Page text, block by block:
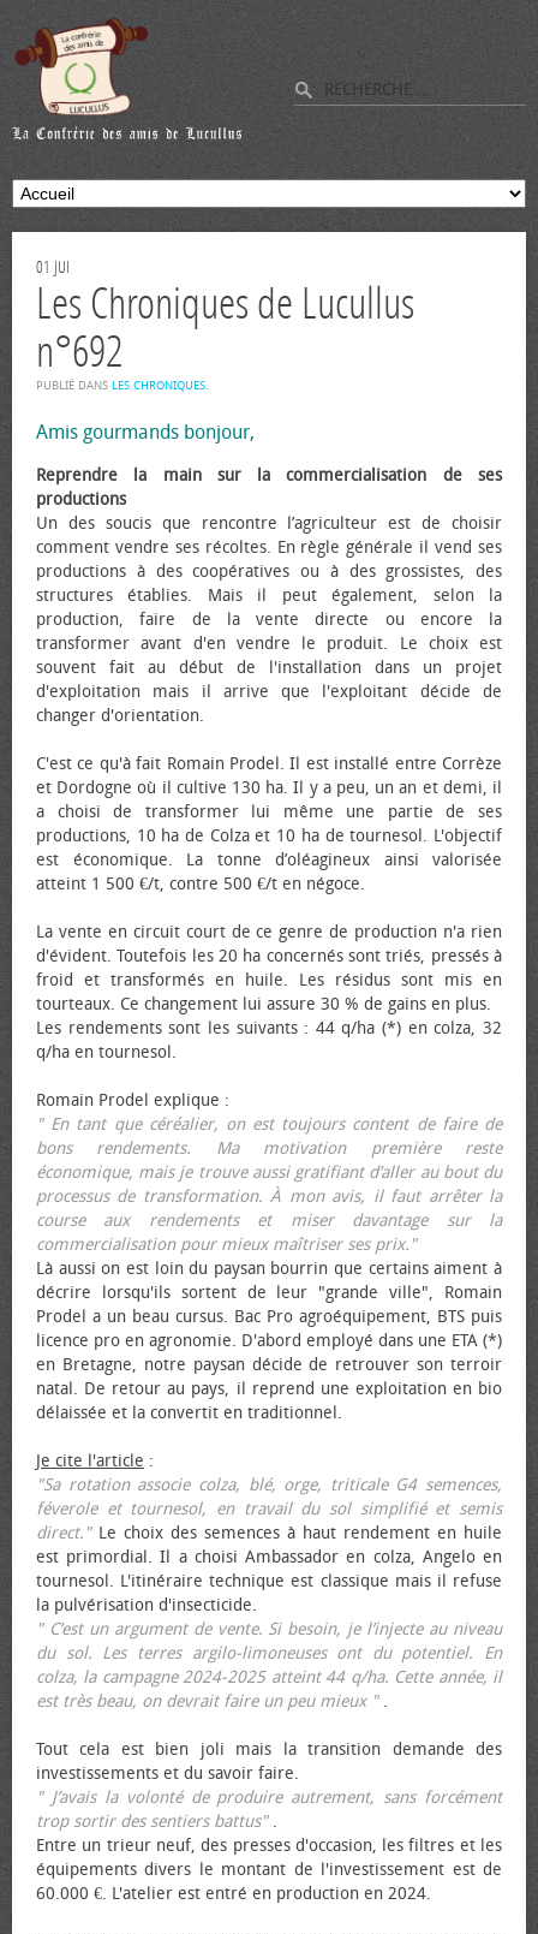
01 JUI
Les Chroniques de Lucullus
n°692
PUBLIÉ DANS LES CHRONIQUES.
Amis gourmands bonjour,
Reprendre la main sur la commercialisation de ses
productions
Un des soucis que rencontre l’agriculteur est de choisir
comment vendre ses récoltes. En règle générale il vend ses
productions à des coopératives ou à des grossistes, des
structures établies. Mais il peut également, selon la
production, faire de la vente directe ou encore la
transformer avant d'en vendre le produit. Le choix est
souvent fait au début de l'installation dans un projet
d'exploitation mais il arrive que l'exploitant décide de
changer d'orientation.
C'est ce qu'à fait Romain Prodel. Il est installé entre Corrèze
et Dordogne où il cultive 130 ha. Il y a peu, un an et demi, il
a choisi de transformer lui même une partie de ses
productions, 10 ha de Colza et 10 ha de tournesol. L'objectif
est économique. La tonne d’oléagineux ainsi valorisée
atteint 1 500 €/t, contre 500 €/t en négoce.
La vente en circuit court de ce genre de production n'a rien
d'évident. Toutefois les 20 ha concernés sont triés, pressés à
froid et transformés en huile. Les résidus sont mis en
tourteaux. Ce changement lui assure 30 % de gains en plus.
Les rendements sont les suivants : 44 q/ha (*) en colza, 32
q/ha en tournesol.
Romain Prodel explique :
" En tant que céréalier, on est toujours content de faire de
bons rendements. Ma motivation première reste
économique, mais je trouve aussi gratifiant d’aller au bout du
processus de transformation. À mon avis, il faut arrêter la
course aux rendements et miser davantage sur la
commercialisation pour mieux maîtriser ses prix."
Là aussi on est loin du paysan bourrin que certains aiment à
décrire lorsqu'ils sortent de leur "grande ville", Romain
Prodel a un beau cursus. Bac Pro agroéquipement, BTS puis
licence pro en agronomie. D'abord employé dans une ETA (*)
en Bretagne, notre paysan décide de retrouver son terroir
natal. De retour au pays, il reprend une exploitation en bio
délaissée et la convertit en traditionnel.
Je cite l'article :
"Sa rotation associe colza, blé, orge, triticale G4 semences,
féverole et tournesol, en travail du sol simplifié et semis
direct."Le choix des semences à haut rendement en huile
est primordial. Il a choisi Ambassador en colza, Angelo en
tournesol. L'itinéraire technique est classique mais il refuse
la pulvérisation d'insecticide.
" C’est un argument de vente. Si besoin, je l’injecte au niveau
du sol. Les terres argilo-limoneuses ont du potentiel. En
colza, la campagne 2024-2025 atteint 44 q/ha. Cette année, il
est très beau, on devrait faire un peu mieux ".
Tout cela est bien joli mais la transition demande des
investissements et du savoir faire.
" J’avais la volonté de produire autrement, sans forcément
trop sortir des sentiers battus".
Entre un trieur neuf, des presses d'occasion, les filtres et les
équipements divers le montant de l'investissement est de
60.000 €. L'atelier est entré en production en 2024.